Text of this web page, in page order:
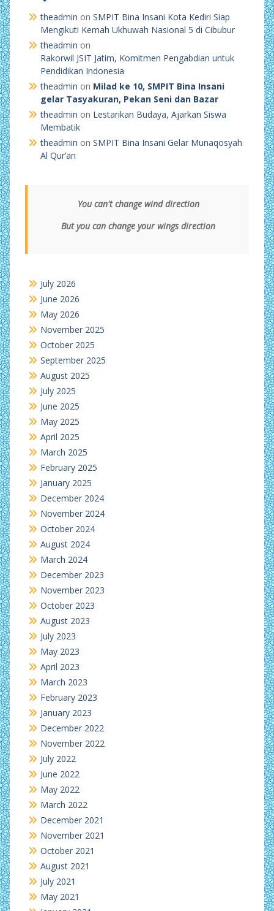
theadmin on SMPIT Bina Insani Kota Kediri Siap
Mengikuti Kemah Ukhuwah Nasional 5 di Cibubur
theadmin on
Rakorwil JSIT Jatim, Komitmen Pengabdian untuk
Pendidikan Indonesia
theadmin on Milad ke 10, SMPIT Bina Insani
gelar Tasyakuran, Pekan Seni dan Bazar
theadmin on Lestarikan Budaya, Ajarkan Siswa
Membatik
theadmin on SMPIT Bina Insani Gelar Munaqosyah
Al Qur’an
You can't change wind direction
But you can change your wings direction
July 2026
June 2026
May 2026
November 2025
October 2025
September 2025
August 2025
July 2025
June 2025
May 2025
April 2025
March 2025
February 2025
January 2025
December 2024
November 2024
October 2024
August 2024
March 2024
December 2023
November 2023
October 2023
August 2023
July 2023
May 2023
April 2023
March 2023
February 2023
January 2023
December 2022
November 2022
July 2022
June 2022
May 2022
March 2022
December 2021
November 2021
October 2021
August 2021
July 2021
May 2021